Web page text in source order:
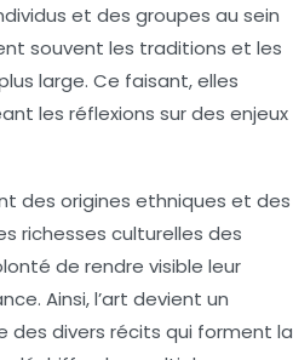
et des groupes au sein
souvent les traditions et les
large. Ce faisant, elles
les réflexions sur des enjeux
des origines ethniques et des
richesses culturelles des
de rendre visible leur
. Ainsi, l’art devient un
des divers récits qui forment la